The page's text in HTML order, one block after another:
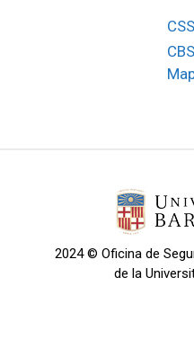
2024 © Oficina de
de la